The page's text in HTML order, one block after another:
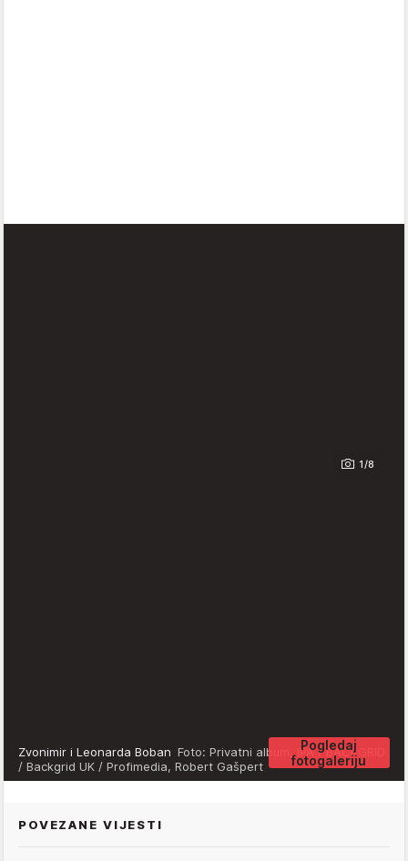
1/8
Pogledaj
fotogaleriju
Zvonimir i Leonarda Boban Foto: Privatni album, IPA / BACKGRID
/ Backgrid UK / Profimedia, Robert Gašpert
POVEZANE VIJESTI